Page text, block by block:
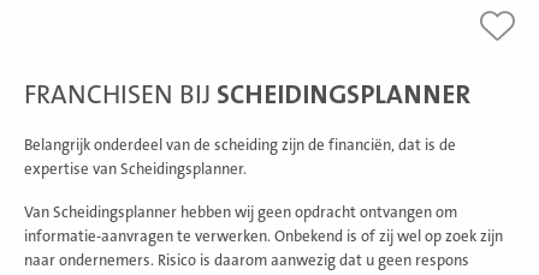
FRANCHISEN BIJ SCHEIDINGSPLANNER
Belangrijk onderdeel van de scheiding zijn de financiën, dat is de
expertise van Scheidingsplanner.
Van Scheidingsplanner hebben wij geen opdracht ontvangen om
informatie-aanvragen te verwerken. Onbekend is of zij wel op zoek zijn
naar ondernemers. Risico is daarom aanwezig dat u geen respons